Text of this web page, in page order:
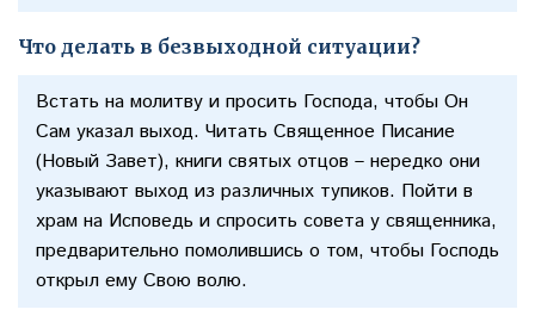
Что делать в безвыходной ситуации?
Встать на молитву и просить Господа, чтобы Он
Сам указал выход. Читать Священное Писание
(Новый Завет), книги святых отцов – нередко они
указывают выход из различных тупиков. Пойти в
храм на Исповедь и спросить совета у священника,
предварительно помолившись о том, чтобы Господь
открыл ему Свою волю.